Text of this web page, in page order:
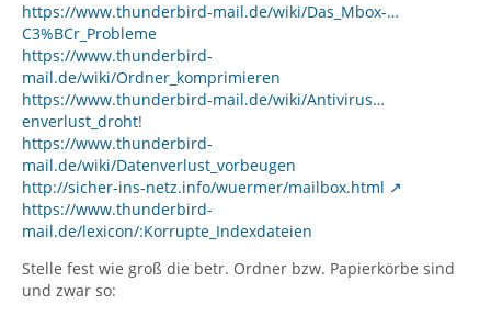
https://www.thunderbird-mail.de/wiki/Das_Mbox-…
C3%BCr_Probleme
https://www.thunderbird-
mail.de/wiki/Ordner_komprimieren
https://www.thunderbird-mail.de/wiki/Antivirus…
enverlust_droht!
https://www.thunderbird-
mail.de/wiki/Datenverlust_vorbeugen
http://sicher-ins-netz.info/wuermer/mailbox.html
https://www.thunderbird-
mail.de/lexicon/:Korrupte_Indexdateien
Stelle fest wie groß die betr. Ordner bzw. Papierkörbe sind
und zwar so: